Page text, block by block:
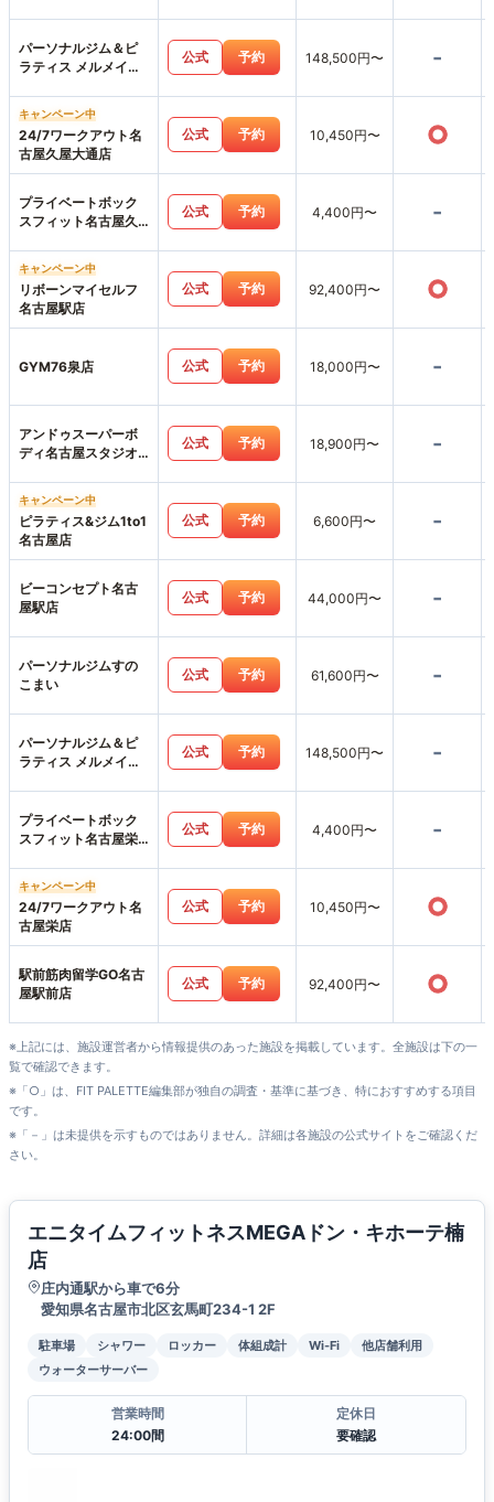
パーソナルジム＆ピ
ラティス メルメイク
公式 予約 148,500円〜 -
キャンペーン中
24/7ワークアウト名
古屋久屋大通店
公式 予約 10,450円〜 ○
プライベートボック
スフィット名古屋久
公式 予約 4,400円〜 -
キャンペーン中
リボーンマイセルフ
名古屋駅店
公式 予約 92,400円〜 ○
GYM76泉店 公式 予約 18,000円〜 -
アンドゥスーパーボ
ディ名古屋スタジオ
公式 予約 18,900円〜 -
キャンペーン中
ピラティス&ジム1to1
名古屋店
公式 予約 6,600円〜 -
ビーコンセプト名古
屋駅店
公式 予約 44,000円〜 -
パーソナルジムすの
こまい
公式 予約 61,600円〜 -
パーソナルジム＆ピ
ラティス メルメイク
公式 予約 148,500円〜 -
プライベートボック
スフィット名古屋栄
公式 予約 4,400円〜 -
キャンペーン中
24/7ワークアウト名
古屋栄店
公式 予約 10,450円〜 ○
駅前筋肉留学GO名古
屋駅前店
公式 予約 92,400円〜 ○
※上記には、施設運営者から情報提供のあった施設を掲載しています。全施設は下の一
覧で確認できます。
※「○」は、FIT PALETTE編集部が独自の調査・基準に基づき、特におすすめする項目
です。
※「－」は未提供を示すものではありません。詳細は各施設の公式サイトをご確認くだ
さい。
エニタイムフィットネスMEGAドン・キホーテ楠
店
庄内通駅から車で6分
愛知県名古屋市北区玄馬町234-1 2F
駐車場 シャワー ロッカー 体組成計 Wi-Fi
他店舗利用
ウォーターサーバー
営業時間
24:00間
定休日
要確認